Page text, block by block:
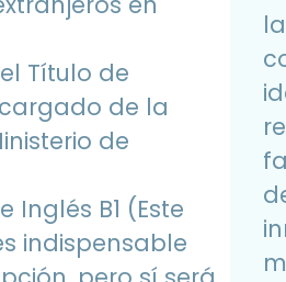
Título de
de la
de
Inglés B1 (Este
indispensable